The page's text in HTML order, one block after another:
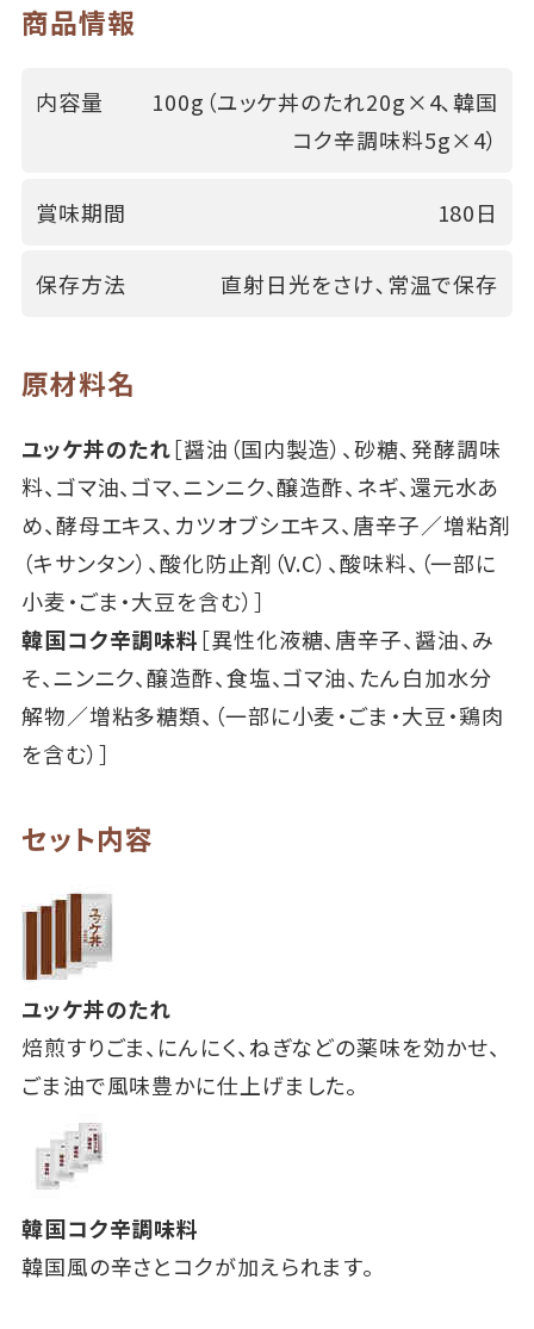
商品情報
内容量
100g（ユッケ丼のたれ20g×4､韓国
コク辛調味料5g×4）
賞味期間 180日
保存方法 直射日光をさけ､常温で保存
原材料名
ユッケ丼のたれ［醤油（国内製造）、砂糖､発酵調味
料、ゴマ油、ゴマ、ニンニク、醸造酢、ネギ、還元水あ
め、酵母エキス、カツオブシエキス、唐辛子／増粘剤
（キサンタン）、酸化防止剤（V.C）、酸味料、（一部に
小麦・ごま・大豆を含む）］
韓国コク辛調味料［異性化液糖、唐辛子、醤油、み
そ、ニンニク、醸造酢、食塩、ゴマ油、たん白加水分
解物／増粘多糖類、（一部に小麦・ごま・大豆・鶏肉
を含む）］
セット内容
ユッケ丼のたれ
焙煎すりごま、にんにく、ねぎなどの薬味を効かせ、
ごま油で風味豊かに仕上げました。
韓国コク辛調味料
韓国風の辛さとコクが加えられます。